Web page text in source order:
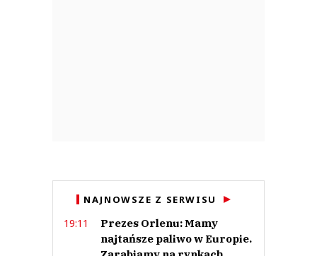
NAJNOWSZE Z SERWISU
19:11
Prezes Orlenu: Mamy
najtańsze paliwo w Europie.